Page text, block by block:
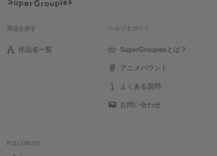
商品を探す
作品名一覧
ヘルプ＆ガイド
SuperGroupiesとは？
アニメバウンド
よくある質問
お問い合わせ
FOLLOW US